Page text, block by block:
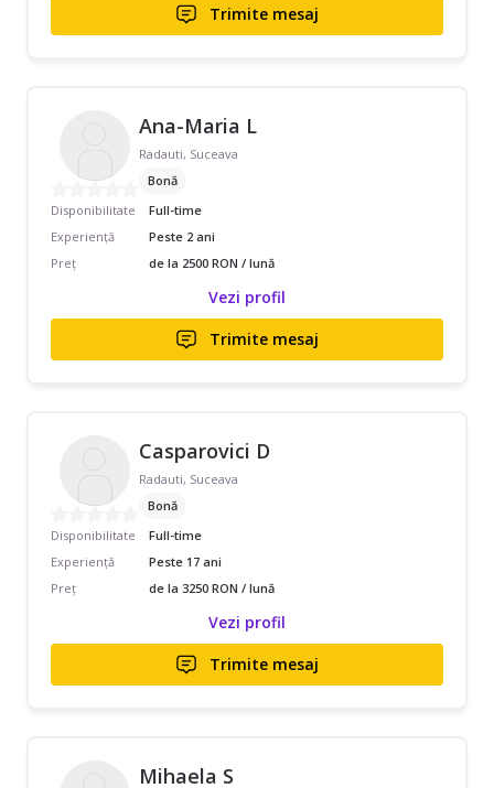
Trimite mesaj
Ana-Maria L
Radauti, Suceava
Bonă
Disponibilitate
Full-time
Experiență
Peste 2 ani
Preț
de la 2500 RON / lună
Vezi profil
Trimite mesaj
Casparovici D
Radauti, Suceava
Bonă
Disponibilitate
Full-time
Experiență
Peste 17 ani
Preț
de la 3250 RON / lună
Vezi profil
Trimite mesaj
Mihaela S